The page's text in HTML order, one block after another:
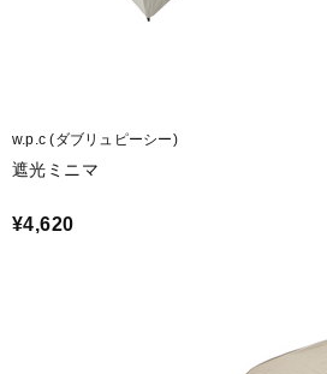
w.p.c (ダブリュピーシー)
遮光ミニマ
¥4,620